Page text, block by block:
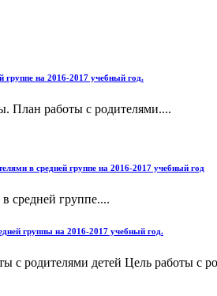
группе на 2016-2017 учебный год.
План работы с родителями....
в средней группе на 2016-2017 учебный год
средней группе....
группы на 2016-2017 учебный год.
с родителями детей Цель работы с